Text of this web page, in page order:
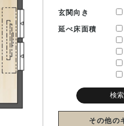
玄関向き
延べ床面積
その他の